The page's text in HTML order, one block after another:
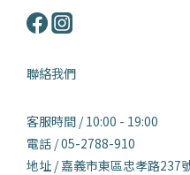
聯絡我們
客服時間 / 10:00 - 19:00
電話 / 05-2788-910
地址 / 嘉義市東區忠孝路237